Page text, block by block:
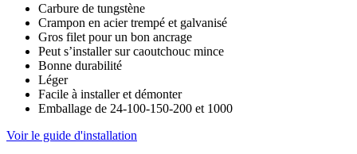
Carbure de tungstène
Crampon en acier trempé et galvanisé
Gros filet pour un bon ancrage
Peut s’installer sur caoutchouc mince
Bonne durabilité
Léger
Facile à installer et démonter
Emballage de 24-100-150-200 et 1000
Voir le guide d'installation